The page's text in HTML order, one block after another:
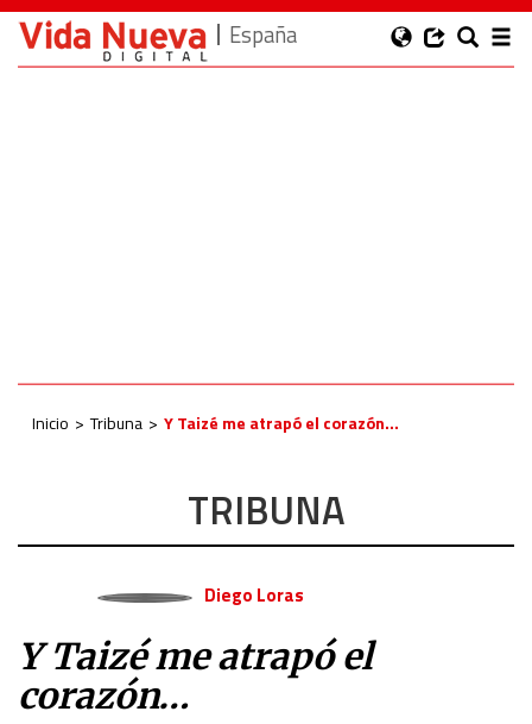
España
Inicio Tribuna Y Taizé me atrapó el corazón…
TRIBUNA
Diego Loras
Y Taizé me atrapó el
corazón…